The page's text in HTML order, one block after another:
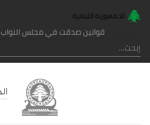
الجمهورية اللبنانية
قوانين صدقت في مجلس النواب